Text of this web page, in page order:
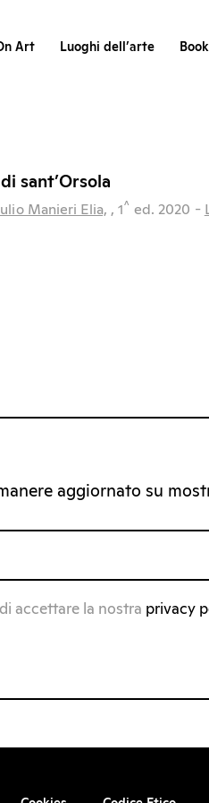
Art Luoghi dell’arte
sant’Orsola
Manieri Elia, , 1^ ed. 2020 -
aggiornato su
accettare la nostra privacy